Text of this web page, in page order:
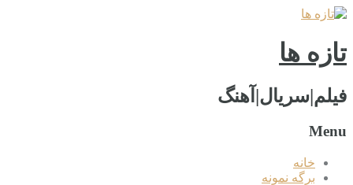
تازه ها
فیلم|سریال|آهنگ
Menu
خانه
برگه نمونه